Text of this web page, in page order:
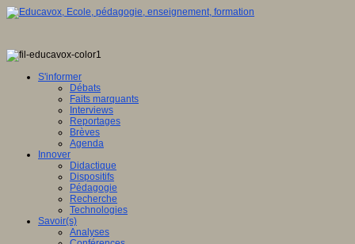
S'informer
Débats
Faits marquants
Interviews
Reportages
Brèves
Agenda
Innover
Didactique
Dispositifs
Pédagogie
Recherche
Technologies
Savoir(s)
Analyses